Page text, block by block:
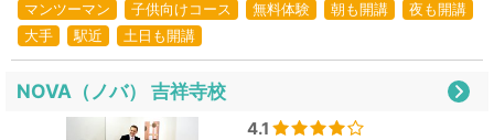
マンツーマン 子供向けコース 無料体験 朝も開講
夜も開講
大手
駅近 土日も開講
NOVA（ノバ） 吉祥寺校
4.1